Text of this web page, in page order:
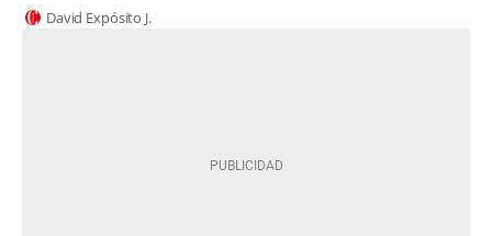
David Expósito J.